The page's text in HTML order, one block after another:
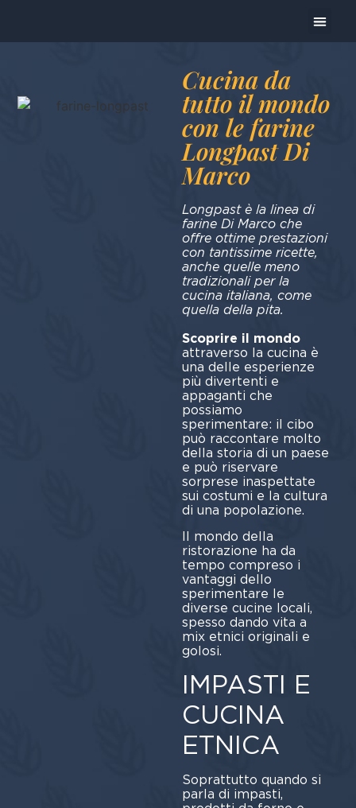
Cucina da
tutto il mondo
con le farine
Longpast Di
Marco
Longpast è la linea di
farine Di Marco che
offre ottime prestazioni
con tantissime ricette,
anche quelle meno
tradizionali per la
cucina italiana, come
quella della pita.
Scoprire il mondo
attraverso la cucina è
una delle esperienze
più divertenti e
appaganti che
possiamo
sperimentare: il cibo
può raccontare molto
della storia di un paese
e può riservare
sorprese inaspettate
sui costumi e la cultura
di una popolazione.
Il mondo della
ristorazione ha da
tempo compreso i
vantaggi dello
sperimentare le
diverse cucine locali,
spesso dando vita a
mix etnici originali e
golosi.
IMPASTI E
CUCINA
ETNICA
Soprattutto quando si
parla di impasti,